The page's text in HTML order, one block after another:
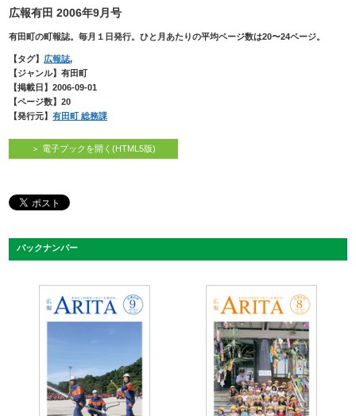
広報有田 2006年9月号
有田町の町報誌。毎月１日発行。ひと月あたりの平均ページ数は20〜24ページ。
【タグ】 広報誌,
【ジャンル】有田町
【掲載日】2006-09-01
【ページ数】20
【発行元】有田町 総務課
＞ 電子ブックを開く(HTML5版)
バックナンバー